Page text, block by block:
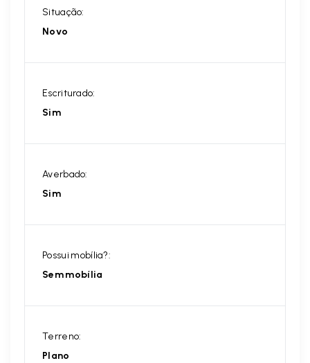
Situação:
Novo
Escriturado:
Sim
Averbado:
Sim
Possui mobília?:
Sem mobília
Terreno:
Plano